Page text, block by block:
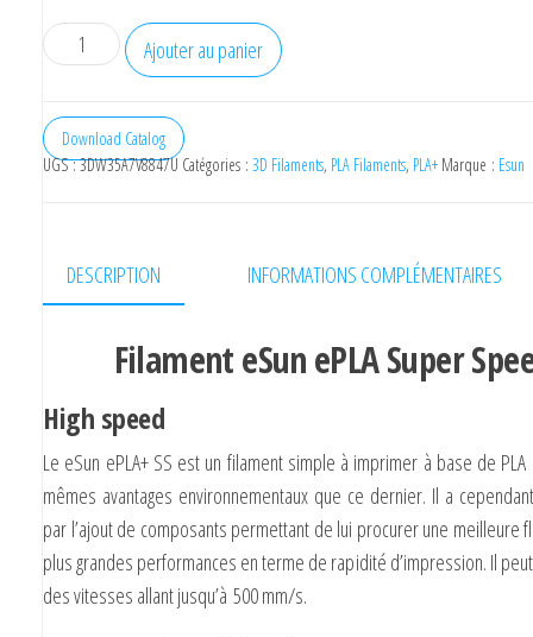
quantité
de
Filament
ePLA+SS
mm
/
Ajouter au panier
Download Catalog
UGS :3DW35A7V8847U Catégories : 3D Filaments, PLA Filaments, PLA+ Marque : Esun
DESCRIPTION INFORMATIONS COMPLÉMENTAIRES
Filament eSun ePLA Super
High speed
Le eSun ePLA+ SS est un filament simple à imprimer à base de
mêmes avantages environnementaux que ce dernier. Il a
par l’ajout de composants permettant de lui procurer une meilleure
plus grandes performances en terme de rapidité d’impression. Il
des vitesses allant jusqu’à 500 mm/s.